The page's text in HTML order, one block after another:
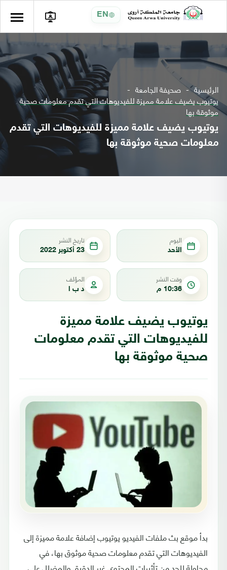
EN
الرئيسية صحيفة الجامعة
يوتيوب يضيف علامة مميزة للفيديوهات التي تقدم معلومات صحية
موثوقة بها
يوتيوب يضيف علامة مميزة للفيديوهات التي تقدم
معلومات صحية موثوقة بها
اليوم
الأحد
تاريخ النشر
23 أكتوبر 2022
وقت النشر
10:36 م
المؤلف
د ب ا
يوتيوب يضيف علامة مميزة
للفيديوهات التي تقدم معلومات
صحية موثوقة بها
بدأ موقع بث ملفات الفيديو يوتيوب إضافة علامة مميزة إلى
الفيديوهات التي تقدم معلومات صحية موثوق بها، في